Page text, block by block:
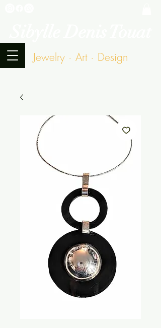
Jewelry · Art · Design